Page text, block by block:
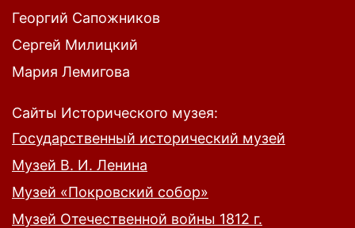
Георгий Сапожников
Сергей Милицкий
Мария Лемигова
Сайты Исторического музея:
Государственный исторический музей
Музей В. И. Ленина
Музей «Покровский собор»
Музей Отечественной войны 1812 г.